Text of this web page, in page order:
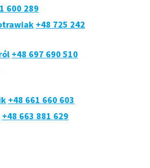
600 289
+48 725 242
+48 697 690 510
+48 661 660 603
+48 663 881 629